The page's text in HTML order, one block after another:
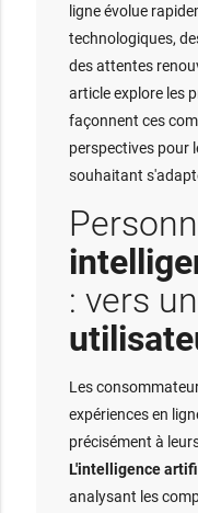
ligne évolue
technologiques,
des attentes
article explore les
façonnent ces
perspectives pour
souhaitant
: vers
Les
expériences en
précisément à
L'intelligence
analysant les